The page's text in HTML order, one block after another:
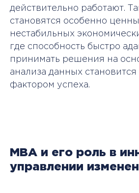
действительно работают.
становятся особенно
нестабильных
где способность быстро
принимать решения на
анализа данных
фактором успеха.
MBA и его роль в
управлении
Каталог
+998 (71) 203-02-04